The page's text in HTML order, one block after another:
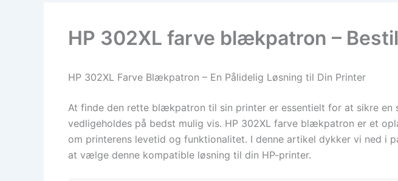
HP 302XL farve blækpatron –
HP 302XL Farve Blækpatron – En Pålidelig Løsning til Din Printer
At finde den rette blækpatron til sin printer er essentielt for at sikre
vedligeholdes på bedst mulig vis. HP 302XL farve blækpatron er et
om printerens levetid og funktionalitet. I denne artikel dykker vi ned i
at vælge denne kompatible løsning til din HP-printer.